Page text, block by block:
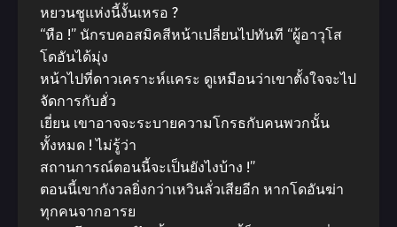
หยวนชูแห่งนี้งั้นเหรอ ?
“หือ !” นักรบคอสมิคสีหน้าเปลี่ยนไปทันที “ผู้อาวุโส
โดอันได้มุ่ง
หน้าไปที่ดาวเคราะห์แคระ ดูเหมือนว่าเขาตั้งใจจะไป
จัดการกับฮั่ว
เยี่ยน เขาอาจจะระบายความโกรธกับคนพวกนั้น
ทั้งหมด ! ไม่รู้ว่า
สถานการณ์ตอนนี้จะเป็นยังไงบ้าง !”
ตอนนี้เขากังวลยิ่งกว่าเหวินลั่วเสียอีก หากโดอันฆ่า
ทุกคนจากอารย